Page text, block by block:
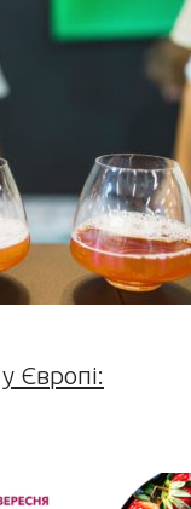
Європі: